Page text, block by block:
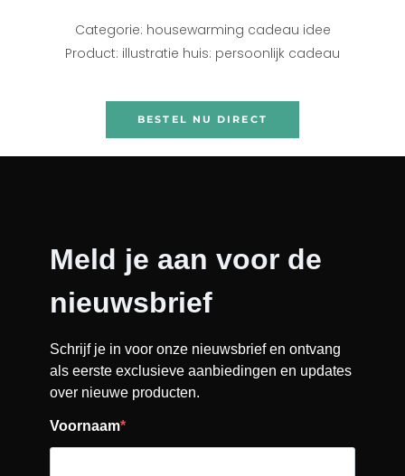
Categorie: housewarming cadeau idee
Product: illustratie huis: persoonlijk cadeau
BESTEL NU DIRECT